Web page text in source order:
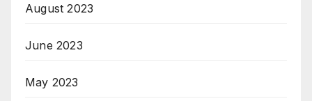
August 2023
June 2023
May 2023